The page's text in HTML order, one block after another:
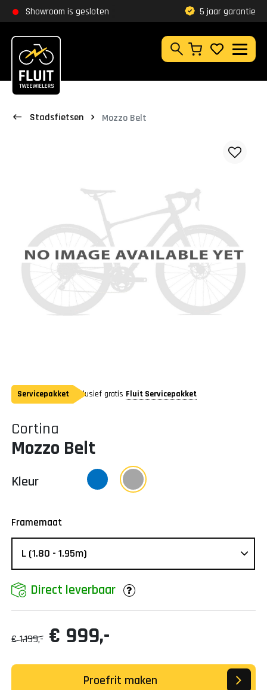
Zoeken
Zoeken
Showroom is gesloten
Klantbeoordeling9,8 5 jaar garantie
Stadsfietsen Mozzo Belt
Servicepakket Inclusief gratis Fluit Servicepakket
Cortina
Mozzo Belt
Kleur
Framemaat
Direct leverbaar
€ 1.199,- € 999,-
Proefrit maken